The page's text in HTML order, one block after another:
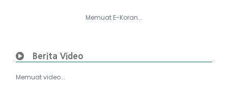
Memuat E-Koran...
Berita Video
Memuat video...